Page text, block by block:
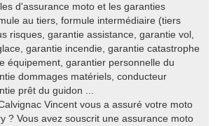
d'assurance moto et les garanties
au tiers, formule intermédiaire (tiers
risques, garantie assistance, garantie vol,
garantie incendie, garantie catastrophe
équipement, garantier personnelle du
dommages matériels, conducteur
prêt du guidon ...
Vincent vous a assuré votre moto
? Vous avez souscrit une assurance moto